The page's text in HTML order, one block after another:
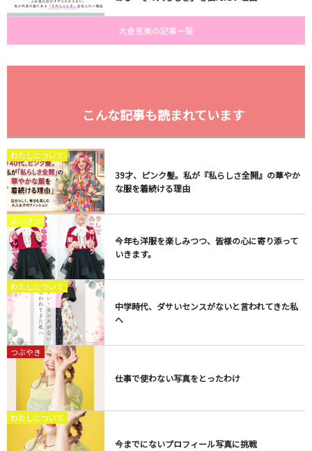
大倉恵美の記事一覧
こんな記事も読まれています
わたしについて
​39才、ピンク髪。私が『私らしさ全開』の華やか
な服を着続ける理由
あいさつ
今年も洋服を楽しみつつ、皆様の心に寄り添って
いきます。
わたしについて
中学時代、ダサいセンスがないと言われてきた私
へ
つぶやき
仕事で使わない写真をとったわけ
わたしについて
今までにないプロフィール写真に挑戦